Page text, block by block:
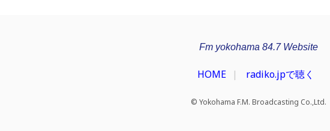
Fm yokohama 84.7 Website
HOME radiko.jpで聴く
© Yokohama F.M. Broadcasting Co.,Ltd.